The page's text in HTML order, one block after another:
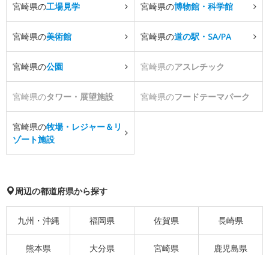
宮崎県の工場見学 宮崎県の博物館・科学館
宮崎県の美術館 宮崎県の道の駅・SA/PA
宮崎県の公園 宮崎県のアスレチック
宮崎県のタワー・展望施設 宮崎県のフードテーマパーク
宮崎県の牧場・レジャー＆リ
ゾート施設
周辺の都道府県から探す
九州・沖縄 福岡県 佐賀県 長崎県
熊本県 大分県 宮崎県 鹿児島県